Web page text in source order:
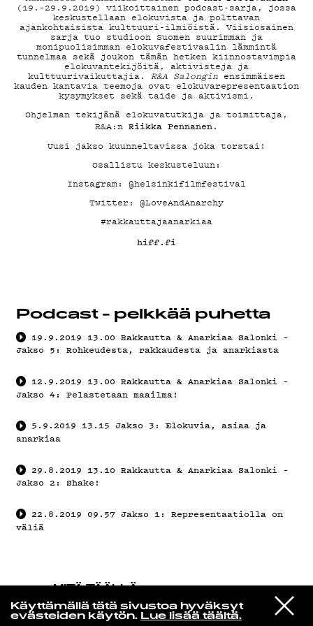
Käyttämällä tätä sivustoa hyväksyt
evästeiden käytön. Lue lisää täältä.
VIESTI
STUDIOON
MITÄ TÄÄLLÄ
Nas
Street Dreams
G LIVELAB
YSTÄVÄKLUBI
TIETOSUOJA
KIRJAUDU SISÄÄN
(19.–29.9.2019) viikoittainen podcast-sarja, jossa
keskustellaan elokuvista ja polttavan
ajankohtaisista kulttuuri-ilmiöistä. Viisiosainen
sarja tuo studioon Suomen suurimman ja
monipuolisimman elokuvafestivaalin lämmintä
tunnelmaa sekä joukon tämän hetken kiinnostavimpia
elokuvantekijöitä, aktivisteja ja
kulttuurivaikuttajia. R&A Salongin ensimmäisen
kauden kantavia teemoja ovat elokuvarepresentaation
kysymykset sekä taide ja aktivismi.
Ohjelman tekijänä elokuvatutkija ja toimittaja,
R&A:n Riikka Pennanen.
Uusi jakso kuunneltavissa joka torstai!
Osallistu keskusteluun:
Instagram: @helsinkifilmfestival
Twitter: @LoveAndAnarchy
#rakkauttajaanarkiaa
hiff.fi
Podcast - pelkkää puhetta
19.9.2019 13.00 Rakkautta & Anarkiaa Salonki –
Jakso 5: Rohkeudesta, rakkaudesta ja anarkiasta
12.9.2019 13.00 Rakkautta & Anarkiaa Salonki –
Jakso 4: Pelastetaan maailma!
5.9.2019 13.15 Jakso 3: Elokuvia, asiaa ja
anarkiaa
29.8.2019 13.10 Rakkautta & Anarkiaa Salonki –
Jakso 2: Shake!
22.8.2019 09.57 Jakso 1: Representaatiolla on
väliä